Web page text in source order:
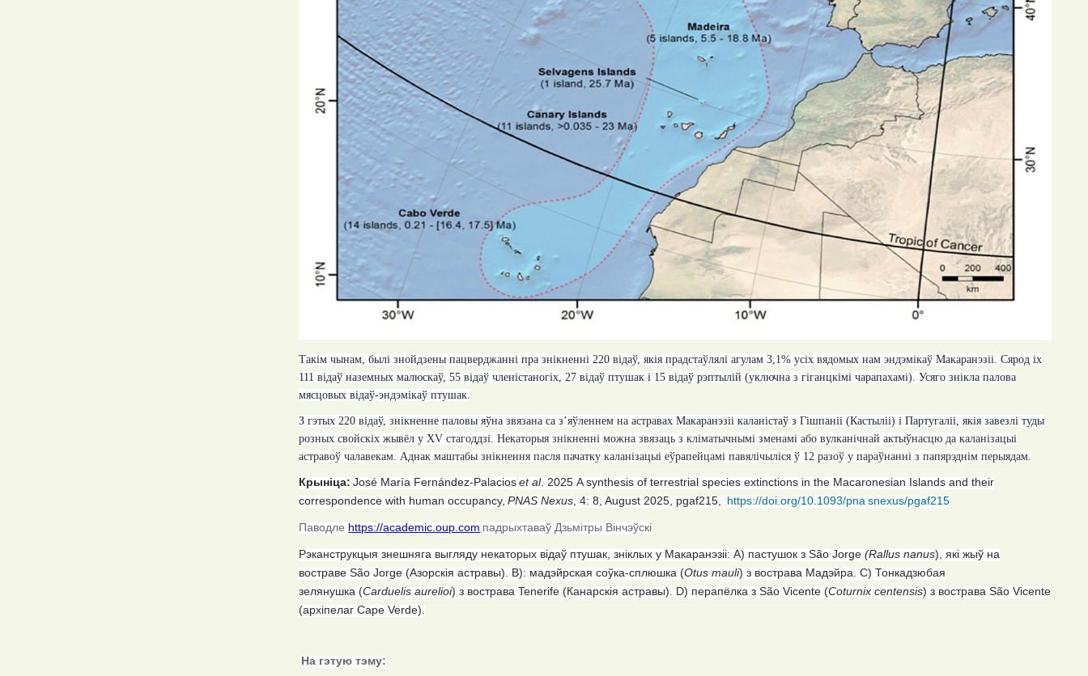
Tакім чынам, былі знойдзены пацверджанні пра знікненні 220 відаў, якія прадстаўлялі агулам 3,1% усіх вядомых нам эндэмікаў Макаранэзіі. Сярод іх
111 відаў наземных малюскаў, 55 відаў членістаногіх, 27 відаў птушак і 15 відаў рэптылій (уключна з гіганцкімі чарапахамі). Усяго знікла палова
мясцовых відаў-эндэмікаў птушак.
З гэтых 220 відаў, знікненне паловы яўна звязана са з’яўленнем на астравах Макаранэзіі каланістаў з Гішпаніі (Кастыліі) і Партугаліі, якія завезлі туды
розных свойскіх жывёл у XV стагоддзі. Некаторыя знікненні можна звязаць з кліматычнымі зменамі або вулканічнай актыўнасцю да каланізацыі
астравоў чалавекам. Аднак маштабы знікнення пасля пачатку каланізацыі еўрапейцамі павялічыліся ў 12 разоў у параўнанні з папярэднім перыядам.
Крыніца: José María Fernández-Palacios et al . 2025 A synthesis of terrestrial species extinctions in the Macaronesian Islands and their
correspondence with human occupancy, PNAS Nexus , 4: 8, August 2025, pgaf215, https://doi.org/10.1093/pna snexus/pgaf215
Паводле https://academic.oup.com падрыхтаваў Дзьмітры Вінчэўскі
Рэканструкцыя знешняга выгляду некаторых відаў птушак, зніклых у Макаранэзіі: A) пастушок зSão Jorge(Rallus nanus) , які жыў на
востраве São Jorge (Aзорскія астравы). B): мадэйрская соўка-сплюшка (Otus mauli)з вострава Мадэйра. C)Тонкадзюбая
зелянушка (Carduelis aurelioi)з вострава Tenerife (Канарскія астравы). D) перапёлка зSão Vicente (Coturnix centensis)з вострава São Vicente
(архіпелагCape Verde).
На гэтую тэму: